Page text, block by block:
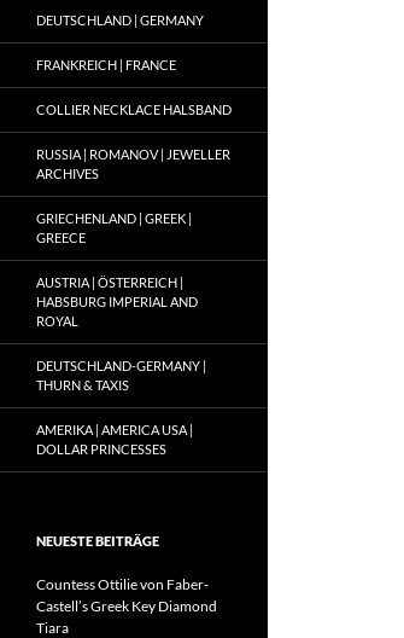
DEUTSCHLAND | GERMANY
FRANKREICH | FRANCE
COLLIER NECKLACE HALSBAND
RUSSIA | ROMANOV | JEWELLER
ARCHIVES
GRIECHENLAND | GREEK |
GREECE
AUSTRIA | ÖSTERREICH |
HABSBURG IMPERIAL AND
ROYAL
DEUTSCHLAND-GERMANY |
THURN & TAXIS
AMERIKA | AMERICA USA |
DOLLAR PRINCESSES
NEUESTE BEITRÄGE
Countess Ottilie von Faber-
Castell’s Greek Key Diamond
Tiara